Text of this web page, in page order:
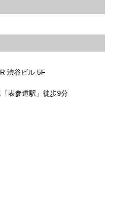
渋谷ビル 5F
表参道駅」徒歩9分